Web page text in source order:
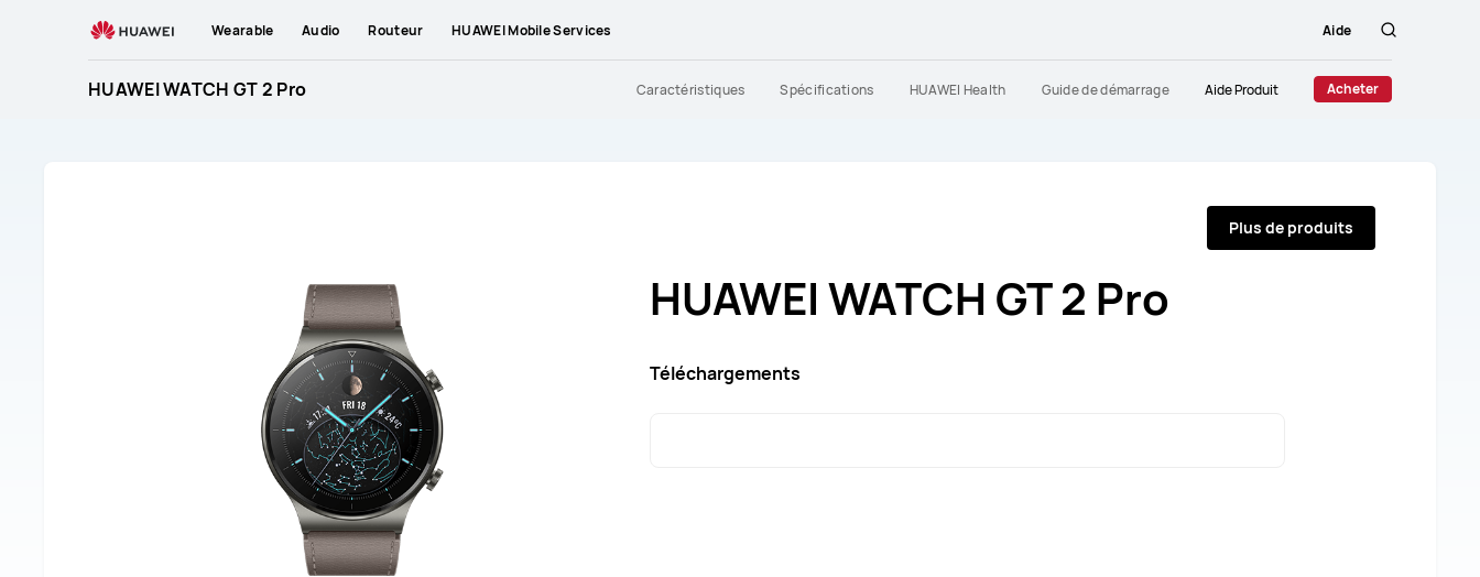
Wearable Audio Routeur HUAWEI Mobile Services Aide
Rechercher
HUAWEI WATCH GT 2 Pro
Caractéristiques Spécifications HUAWEI Health Guide de démarrage Aide Produit Acheter
HUAWEI WATCH GT 2 Pro
Téléchargements
Plus de produits